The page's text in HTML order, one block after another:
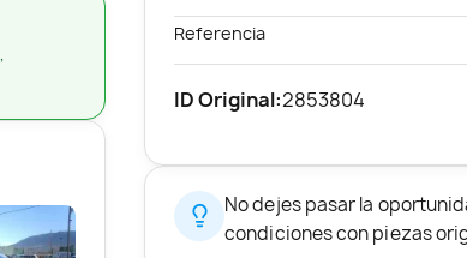
Referencia
ID Original:2853804
No dejes pasar la
condiciones con piezas